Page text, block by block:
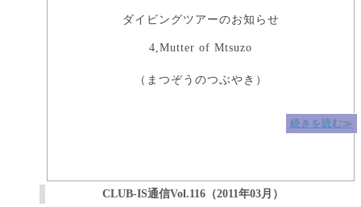
ダイビングツアーのお知らせ
4,Mutter of Mtsuzo
（まつぞうのつぶやき）
続きを読む≫
CLUB-IS通信Vol.116（2011年03月）